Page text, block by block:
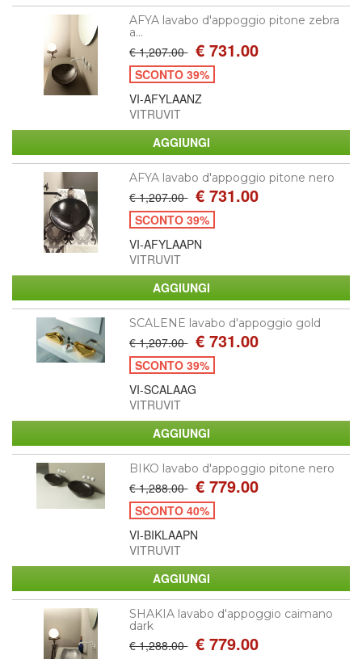
AFYA lavabo d'appoggio pitone zebra
a...
€ 1,207.00 € 731.00
SCONTO 39%
VI-AFYLAANZ
VITRUVIT
AFYA lavabo d'appoggio pitone nero
€ 1,207.00 € 731.00
SCONTO 39%
VI-AFYLAAPN
VITRUVIT
SCALENE lavabo d'appoggio gold
€ 1,207.00 € 731.00
SCONTO 39%
VI-SCALAAG
VITRUVIT
BIKO lavabo d'appoggio pitone nero
€ 1,288.00 € 779.00
SCONTO 40%
VI-BIKLAAPN
VITRUVIT
SHAKIA lavabo d'appoggio caimano
dark
€ 1,288.00 € 779.00